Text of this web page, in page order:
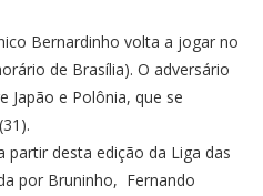
Bernardinho volta a jogar no
de Brasília). O adversário
Japão e Polônia, que se
partir desta edição da Liga das
por Bruninho, Fernando